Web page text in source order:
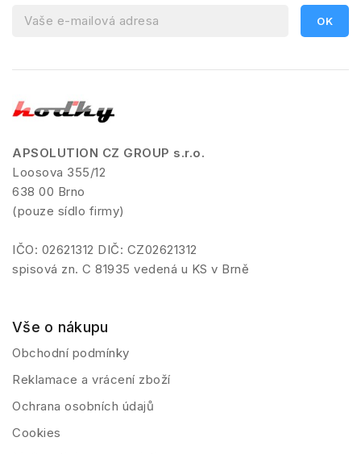
APSOLUTION CZ GROUP s.r.o.
Loosova 355/12
638 00 Brno
(pouze sídlo firmy)
IČO: 02621312 DIČ: CZ02621312
spisová zn. C 81935 vedená u KS v Brně
Vše o nákupu
Obchodní podmínky
Reklamace a vrácení zboží
Ochrana osobních údajů
Cookies